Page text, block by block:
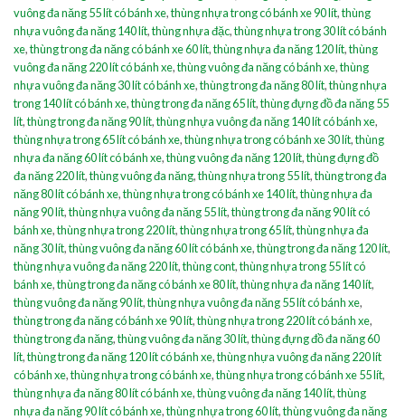
vuông đa năng 55 lít có bánh xe,thùng nhựa trong có bánh xe 90 lít,thùng
nhựa vuông đa năng 140 lít,thùng nhựa đặc,thùng nhựa trong 30 lít có bánh
xe,thùng trong đa năng có bánh xe 60 lít,thùng nhựa đa năng 120 lít,thùng
vuông đa năng 220 lít có bánh xe,thùng vuông đa năng có bánh xe,thùng
nhựa vuông đa năng 30 lít có bánh xe,thùng trong đa năng 80 lít,thùng nhựa
trong 140 lít có bánh xe,thùng trong đa năng 65 lít,thùng đựng đồ đa năng 55
lít,thùng trong đa năng 90 lít,thùng nhựa vuông đa năng 140 lít có bánh xe,
thùng nhựa trong 65 lít có bánh xe,thùng nhựa trong có bánh xe 30 lít,thùng
nhựa đa năng 60 lít có bánh xe,thùng vuông đa năng 120 lít,thùng đựng đồ
đa năng 220 lít,thùng vuông đa năng,thùng nhựa trong 55 lít,thùng trong đa
năng 80 lít có bánh xe,thùng nhựa trong có bánh xe 140 lít,thùng nhựa đa
năng 90 lít,thùng nhựa vuông đa năng 55 lít,thùng trong đa năng 90 lít có
bánh xe,thùng nhựa trong 220 lít,thùng nhựa trong 65 lít,thùng nhựa đa
năng 30 lít,thùng vuông đa năng 60 lít có bánh xe,thùng trong đa năng 120 lít,
thùng nhựa vuông đa năng 220 lít,thùng cont,thùng nhựa trong 55 lít có
bánh xe,thùng trong đa năng có bánh xe 80 lít,thùng nhựa đa năng 140 lít,
thùng vuông đa năng 90 lít,thùng nhựa vuông đa năng 55 lít có bánh xe,
thùng trong đa năng có bánh xe 90 lít,thùng nhựa trong 220 lít có bánh xe,
thùng trong đa năng,thùng vuông đa năng 30 lít,thùng đựng đồ đa năng 60
lít,thùng trong đa năng 120 lít có bánh xe,thùng nhựa vuông đa năng 220 lít
có bánh xe,thùng nhựa trong có bánh xe,thùng nhựa trong có bánh xe 55 lít,
thùng nhựa đa năng 80 lít có bánh xe,thùng vuông đa năng 140 lít,thùng
nhựa đa năng 90 lít có bánh xe,thùng nhựa trong 60 lít,thùng vuông đa năng